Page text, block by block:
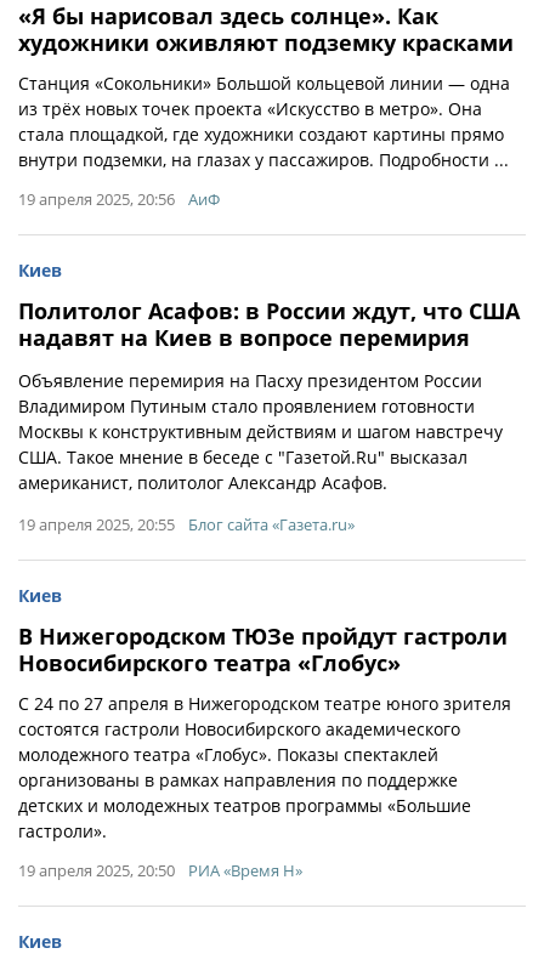
«Я бы нарисовал здесь солнце». Как
художники оживляют подземку красками
Станция «Сокольники» Большой кольцевой линии — одна
из трёх новых точек проекта «Искусство в метро». Она
стала площадкой, где художники создают картины прямо
внутри подземки, на глазах у пассажиров. Подробности ...
19 апреля 2025, 20:56 АиФ
Киев
Политолог Асафов: в России ждут, что США
надавят на Киев в вопросе перемирия
Объявление перемирия на Пасху президентом России
Владимиром Путиным стало проявлением готовности
Москвы к конструктивным действиям и шагом навстречу
США. Такое мнение в беседе с "Газетой.Ru" высказал
американист, политолог Александр Асафов.
19 апреля 2025, 20:55 Блог сайта «Газета.ru»
Киев
В Нижегородском ТЮЗе пройдут гастроли
Новосибирского театра «Глобус»
С 24 по 27 апреля в Нижегородском театре юного зрителя
состоятся гастроли Новосибирского академического
молодежного театра «Глобус». Показы спектаклей
организованы в рамках направления по поддержке
детских и молодежных театров программы «Большие
гастроли».
19 апреля 2025, 20:50 РИА «Время Н»
Киев